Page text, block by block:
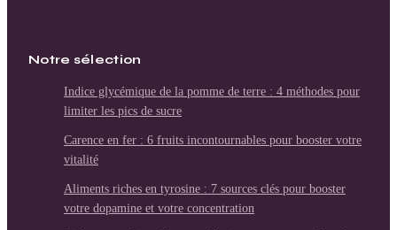
Notre sélection
Indice glycémique de la pomme de terre : 4 méthodes pour
limiter les pics de sucre
Carence en fer : 6 fruits incontournables pour booster votre
vitalité
Aliments riches en tyrosine : 7 sources clés pour booster
votre dopamine et votre concentration